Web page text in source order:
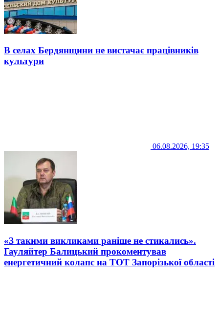
В селах Бердянщини не вистачає працівників
культури
06.08.2026, 19:35
«З такими викликами раніше не стикались».
Гауляйтер Балицький прокоментував
енергетичний колапс на ТОТ Запорізької області